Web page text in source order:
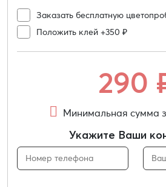
Заказать бесплатную
Положить клей +350 ₽
290
Минимальная сумма
Укажите Ваши